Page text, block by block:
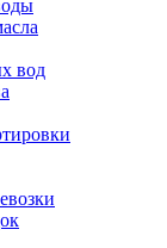
вод